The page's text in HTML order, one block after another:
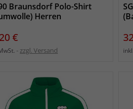
Braunsdorf Polo-Shirt
Herren
€
zzgl. Versand